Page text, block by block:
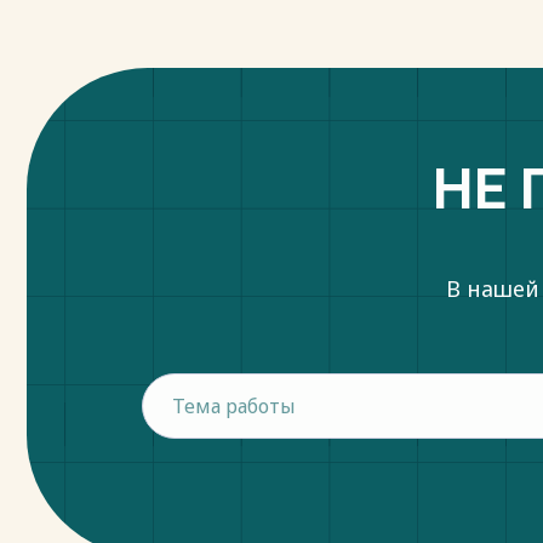
НЕ
В нашей